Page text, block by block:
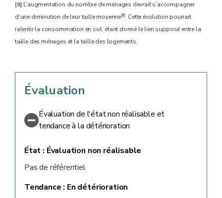
[8] L’augmentation du nombre de ménages devrait s’accompagner
d’une diminution de leur taille moyenne(f). Cette évolution pourrait
ralentir la consommation en sol, étant donné le lien supposé entre la
taille des ménages et la taille des logements.
Évaluation
Évaluation de l'état non réalisable et
tendance à la détérioration
État : Évaluation non réalisable
Pas de référentiel
Tendance : En détérioration